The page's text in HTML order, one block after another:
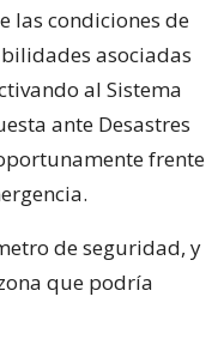
las condiciones de
asociadas
al Sistema
ante Desastres
frente
de seguridad, y
que podría